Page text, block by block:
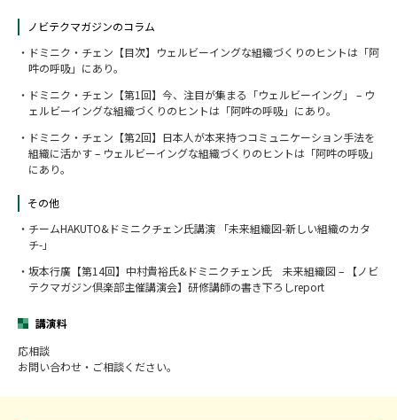
ノビテクマガジンのコラム
ドミニク・チェン【目次】ウェルビーイングな組織づくりのヒントは「阿
吽の呼吸」にあり。
ドミニク・チェン【第1回】今、注目が集まる「ウェルビーイング」 – ウ
ェルビーイングな組織づくりのヒントは「阿吽の呼吸」にあり。
ドミニク・チェン【第2回】日本人が本来持つコミュニケーション手法を
組織に活かす – ウェルビーイングな組織づくりのヒントは「阿吽の呼吸」
にあり。
その他
チームHAKUTO&ドミニクチェン氏講演 「未来組織図-新しい組織のカタ
チ-」
坂本行廣【第14回】中村貴裕氏&ドミニクチェン氏 未来組織図 – 【ノビ
テクマガジン倶楽部主催講演会】研修講師の書き下ろしreport
講演料
応相談
お問い合わせ・ご相談ください。